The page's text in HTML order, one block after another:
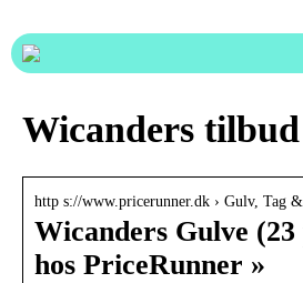
Wicanders tilbud
http s://www.pricerunner.dk › Gulv, Tag
Wicanders Gulve
hos PriceRunner »